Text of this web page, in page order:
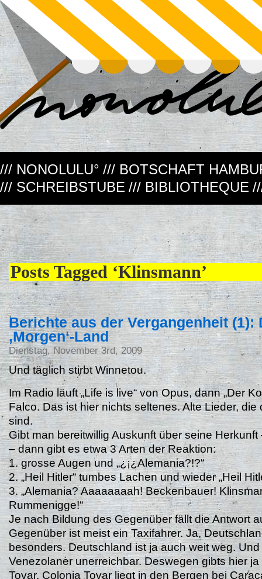
/// NONOLULU° /// BOTSCHAFT
/// SCHREIBSTUBE /// BIBLIOTHEQUE
Posts Tagged ‘Klinsmann’
Berichte aus der Vergangenheit (1):
‚Morgen‘-Land
Dienstag, November 3rd, 2009
Und täglich stirbt Winnetou.
Im Radio läuft „Life is live“ von Opus, dann „Der
Falco. Das ist hier nichts seltenes. Alte Lieder, die
sind.
Gibt man bereitwillig Auskunft über seine
– dann gibt es etwa 3 Arten der Reaktion:
1. grosse Augen und „¿¡¿Alemania?!?“
2. „Heil Hitler“ tumbes Lachen und wieder „Heil
3. „Alemania? Aaaaaaaah! Beckenbauer!
Rummenigge!“
Je nach Bildung des Gegenüber fällt die Antwort
Gegenüber ist meist ein Taxifahrer. Ja,
besonders. Deutschland ist ja auch weit weg.
Venezolaner unerreichbar. Deswegen gibts hier
Tovar. Colonia Tovar liegt in den Bergen bei